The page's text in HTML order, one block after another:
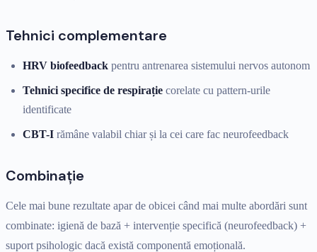
Tehnici complementare
HRV biofeedback pentru antrenarea sistemului nervos autonom
Tehnici specifice de respirație corelate cu pattern-urile
identificate
CBT-I rămâne valabil chiar și la cei care fac neurofeedback
Combinație
Cele mai bune rezultate apar de obicei când mai multe abordări sunt
combinate: igienă de bază + intervenție specifică (neurofeedback) +
suport psihologic dacă există componentă emoțională.